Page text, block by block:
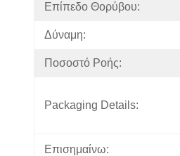
Επίπεδο Θορύβου:
Δύναμη:
Ποσοστό Ροής:
Packaging Details:
Επισημαίνω: